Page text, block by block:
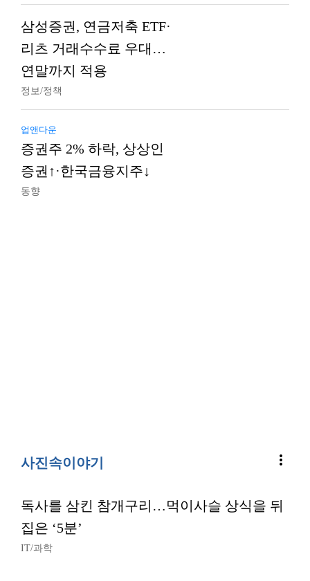
삼성증권, 연금저축 ETF·
리츠 거래수수료 우대…
연말까지 적용
정보/정책
업앤다운
증권주 2% 하락, 상상인
증권↑·한국금융지주↓
동향
사진속이야기 more_vert
독사를 삼킨 참개구리…먹이사슬 상식을 뒤
집은 ‘5분’
IT/과학